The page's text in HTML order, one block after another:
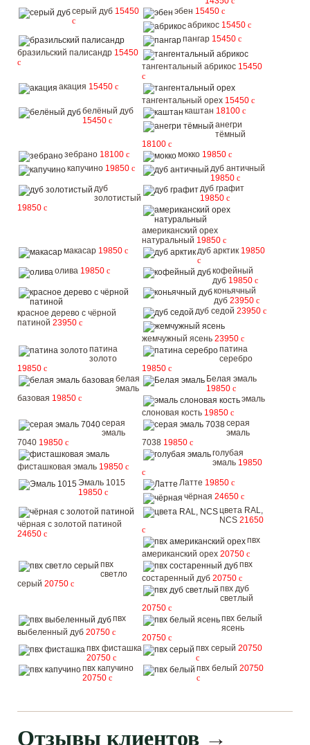
серый дуб 15450
c
эбен 15450 c
абрикос 15450 c
бразильский палисандр 15450
c
пангар 15450 c
тангентальный абрикос 15450
c
акация 15450 c
тангентальный орех 15450 c
белёный дуб
15450 c
каштан 18100 c
анегри
тёмный
18100 c
зебрано 18100 c мокко 19850 c
капучино 19850 c
дуб античный
19850 c
дуб
золотистый
19850 c
дуб графит
19850 c
американский орех
натуральный 19850 c
макасар 19850 c дуб арктик 19850
c
олива 19850 c
кофейный
дуб 19850 c
красное дерево с чёрной
патиной 23950 c
коньячный
дуб 23950 c
дуб седой 23950 c
жемчужный ясень 23950 c
патина
золото
19850 c
патина
серебро
19850 c
белая
эмаль
базовая 19850 c
Белая эмаль
19850 c
эмаль
слоновая кость 19850 c
серая
эмаль
7040 19850 c
серая
эмаль
7038 19850 c
фисташковая эмаль 19850 c
голубая
эмаль 19850
c
Эмаль 1015
19850 c
Латте 19850 c
чёрная 24650 c
чёрная с золотой патиной
24650 c
цвета RAL,
NCS 21650
c
пвх
американский орех 20750 c
пвх
светло
серый 20750 c
пвх
состаренный дуб 20750 c
пвх дуб
светлый
20750 c
пвх
выбеленный дуб 20750 c
пвх белый
ясень
20750 c
пвх фисташка
20750 c
пвх серый 20750
c
пвх капучино
20750 c
пвх белый 20750
c
Отзывы клиентов →